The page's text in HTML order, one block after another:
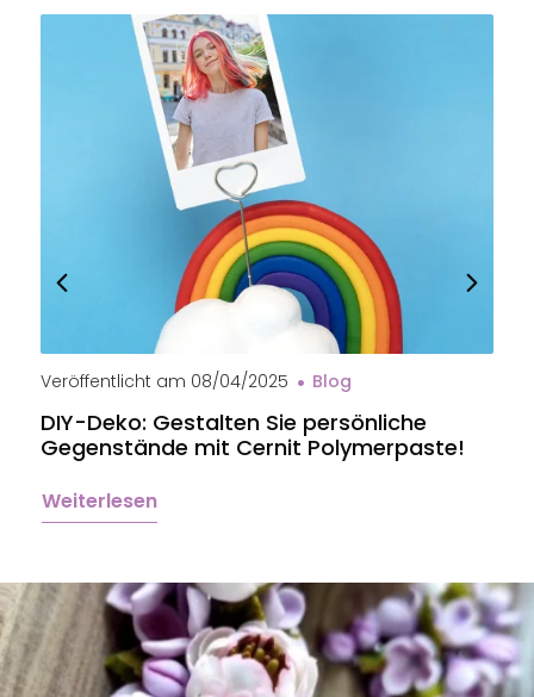
Veröffentlicht am 08/04/2025 Blog
DIY-Deko: Gestalten Sie persönliche
Gegenstände mit Cernit Polymerpaste!
Weiterlesen